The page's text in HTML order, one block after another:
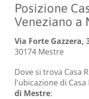
Posizione
Veneziano a
Via Forte Gazzera,
30174 Mestre
Dove si trova Casa
l'ubicazione di Casa
di Mestre: